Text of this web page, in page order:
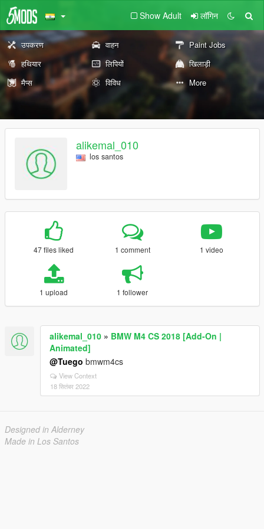
Show Adult लॉगिन
उपकरण वाहन
Paint Jobs
हथियार
लिपियों
खिलाड़ी
मैप्स
विविध More
alikemal_010
los santos
47 files liked 1 comment 1 video
1 upload 1 follower
alikemal_010 » BMW M4 CS 2018 [Add-On |
Animated]
@Tuego bmwm4cs
View Context
18 सितंबर 2022
Designed in Alderney
Made in Los Santos